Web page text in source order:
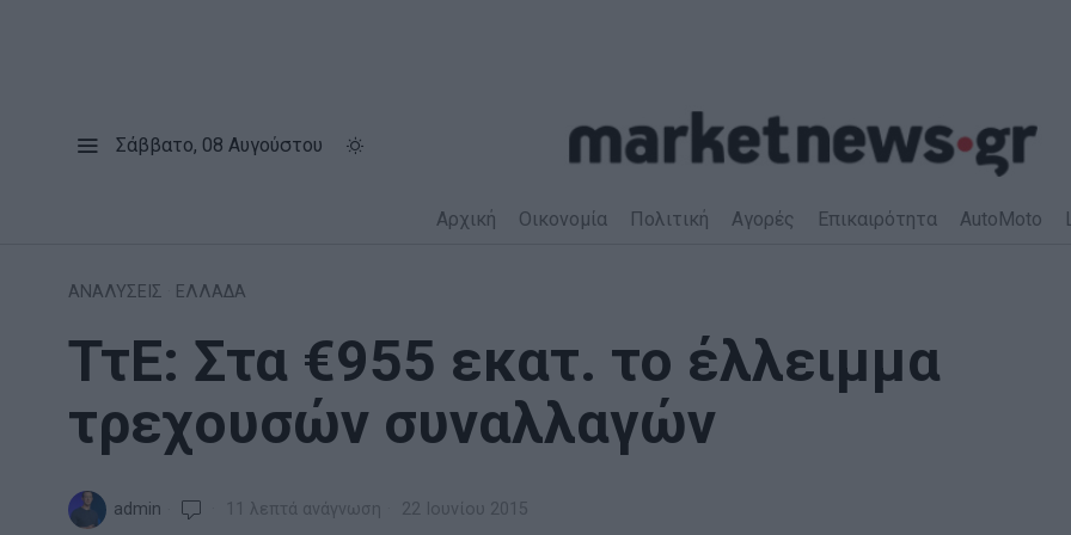
Σάββατο, 08 Αυγούστου
Αρχική Οικονομία Πολιτική Αγορές Επικαιρότητα AutoMoto
ΑΝΑΛΥΣΕΙΣ ΕΛΛΑΔΑ
ΤτΕ: Στα €955 εκατ. το έλλειμμα
τρεχουσών συναλλαγών
admin 11 λεπτά ανάγνωση 22 Ιουνίου 2015